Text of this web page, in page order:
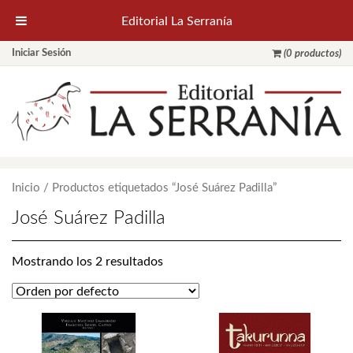
Iniciar Sesión (0 productos)
Inicio / Productos etiquetados “José Suárez Padilla”
José Suárez Padilla
Mostrando los 2 resultados
Editorial La Serranía